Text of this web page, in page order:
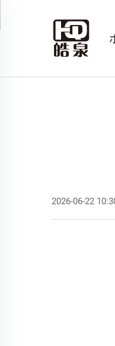
2026-06-22